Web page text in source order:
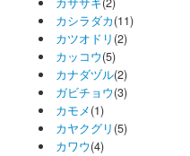
カシラダカ(11)
カツオドリ (2)
カッコウ(5)
カナダヅル(2)
ガビチョウ(3)
カモメ(1)
カヤクグリ (5)
カワウ(4)